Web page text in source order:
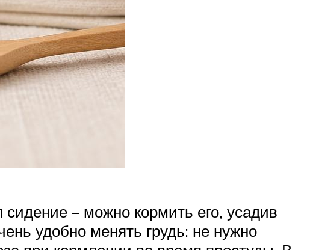
– можно кормить его, усадив
удобно менять грудь: не нужно